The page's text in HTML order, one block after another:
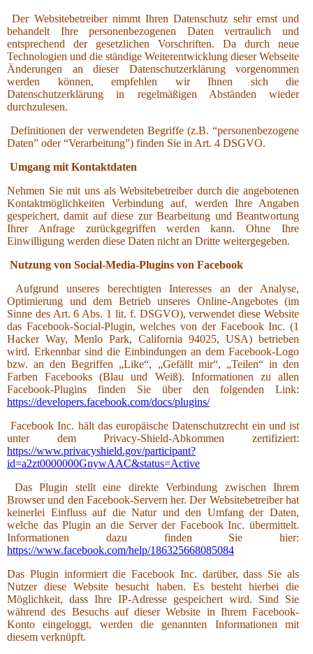
Der Websitebetreiber nimmt Ihren Datenschutz sehr ernst und
behandelt Ihre personenbezogenen Daten vertraulich und
entsprechend der gesetzlichen Vorschriften. Da durch neue
Technologien und die ständige Weiterentwicklung dieser Webseite
Änderungen an dieser Datenschutzerklärung vorgenommen
werden können, empfehlen wir Ihnen sich die
Datenschutzerklärung in regelmäßigen Abständen wieder
durchzulesen.
Definitionen der verwendeten Begriffe (z.B. “personenbezogene
Daten” oder “Verarbeitung”) finden Sie in Art. 4 DSGVO.
Umgang mit Kontaktdaten
Nehmen Sie mit uns als Websitebetreiber durch die angebotenen
Kontaktmöglichkeiten Verbindung auf, werden Ihre Angaben
gespeichert, damit auf diese zur Bearbeitung und Beantwortung
Ihrer Anfrage zurückgegriffen werden kann. Ohne Ihre
Einwilligung werden diese Daten nicht an Dritte weitergegeben.
Nutzung von Social-Media-Plugins von Facebook
Aufgrund unseres berechtigten Interesses an der Analyse,
Optimierung und dem Betrieb unseres Online-Angebotes (im
Sinne des Art. 6 Abs. 1 lit. f. DSGVO), verwendet diese Website
das Facebook-Social-Plugin, welches von der Facebook Inc. (1
Hacker Way, Menlo Park, California 94025, USA) betrieben
wird. Erkennbar sind die Einbindungen an dem Facebook-Logo
bzw. an den Begriffen „Like“, „Gefällt mir“, „Teilen“ in den
Farben Facebooks (Blau und Weiß). Informationen zu allen
Facebook-Plugins finden Sie über den folgenden Link:
https://developers.facebook.com/docs/plugins/
Facebook Inc. hält das europäische Datenschutzrecht ein und ist
unter dem Privacy-Shield-Abkommen zertifiziert:
https://www.privacyshield.gov/participant?
id=a2zt0000000GnywAAC&status=Active
Das Plugin stellt eine direkte Verbindung zwischen Ihrem
Browser und den Facebook-Servern her. Der Websitebetreiber hat
keinerlei Einfluss auf die Natur und den Umfang der Daten,
welche das Plugin an die Server der Facebook Inc. übermittelt.
Informationen dazu finden Sie hier:
https://www.facebook.com/help/186325668085084
Das Plugin informiert die Facebook Inc. darüber, dass Sie als
Nutzer diese Website besucht haben. Es besteht hierbei die
Möglichkeit, dass Ihre IP-Adresse gespeichert wird. Sind Sie
während des Besuchs auf dieser Website in Ihrem Facebook-
Konto eingeloggt, werden die genannten Informationen mit
diesem verknüpft.